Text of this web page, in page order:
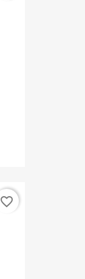
favorite_border